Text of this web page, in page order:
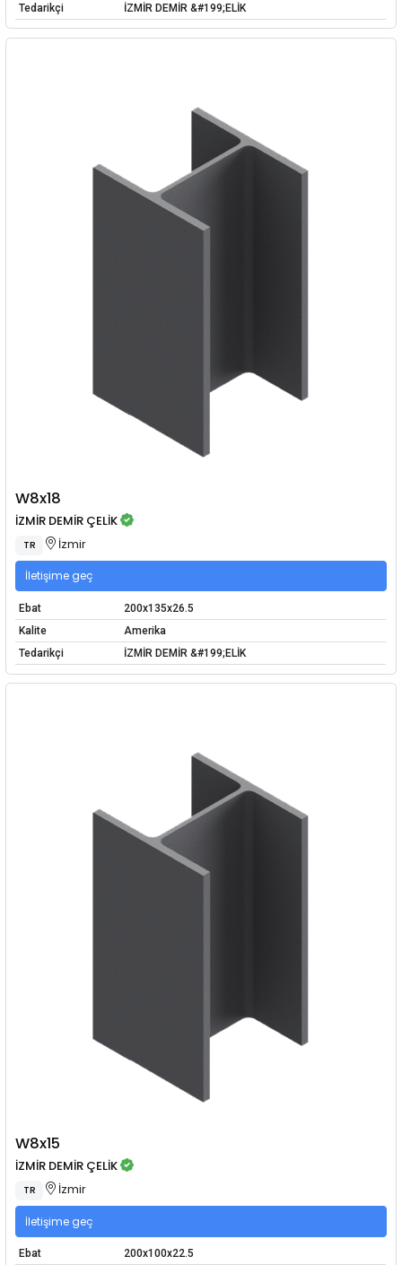
Tedarikçi
İZMİR DEMİR &#199;ELİK
W8x18
İZMİR DEMİR ÇELİK
TR İzmir
İletişime geç
Ebat
200x135x26.5
Kalite
Amerika
Tedarikçi
İZMİR DEMİR &#199;ELİK
W8x15
İZMİR DEMİR ÇELİK
TR İzmir
İletişime geç
Ebat 200x100x22.5